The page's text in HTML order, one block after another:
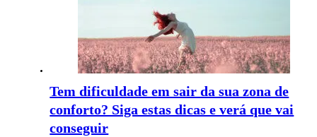
Tem dificuldade em sair da sua zona de
conforto? Siga estas dicas e verá que vai
conseguir